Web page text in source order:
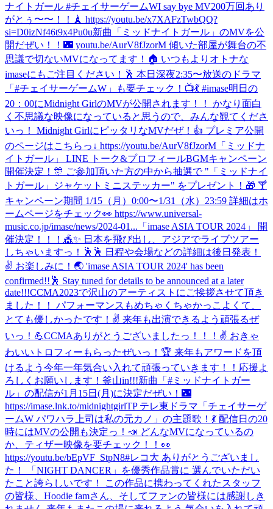
ナイトガール #チェイサーゲームWI say bye MV200万回あり
がとぅ〜〜！！🗼 https://youtu.be/x7XAFzTwbQQ?
si=D0izNf46t9x4Pu0u新曲「ミッドナイトガール」のMVを公
開だぜい！！🌃 youtu.be/AurV8fJzorM 傾いた部屋が舞台の不
思議で切ないMVになってます！🏠 いつもよりオトナな
imaseにもご注目ください！🕺 本日深夜2:35〜放送のドラマ
「#チェイサーゲームW」も要チェック！📺💃 #imase明日の
20：00にMidnight GirlのMVが公開されます！！ かなり面白
く不思議な映像になっていると思うので、みんな観てくださ
いっ！ Midnight GirlにピッタリなMVだぜ！👍 プレミア公開
のページはこちらっ↓ https://youtu.be/AurV8fJzorM 「ミッドナ
イトガール」 LINE トーク&プロフィールBGMキャンペーン
開催決定！🎊 ご参加頂いた方の中から抽選で "「ミッドナイ
トガール」ジャケットミニステッカー" をプレゼント！🎁 🍸
キャンペーン期間 1/15（月）0:00〜1/31（水）23:59 詳細はホ
ームページをチェック👀 https://www.universal-
music.co.jp/imase/news/2024-01... 「imase ASIA TOUR 2024」 開
催決定！！！🎪✨ 日本を飛び出し、アジアでライブツアー
しちゃいますっ！🕺🕺 日程や会場などの詳細は後日発表！
✌️ お楽しみに！🌏 'imase ASIA TOUR 2024' has been
confirmed!!🕺 Stay tuned for details to be announced at a later
date!!!CCMA2023で沢山のアーティストにご挨拶させて頂き
ました！！ パフォーマンスもめちゃくちゃかっこよくて、
とても優しかったです！✌️ 来年も出演できるよう頑張るぜ
いっ！💪CCMAありがとうございましたっ！！！✌️ おきゃ
わいいトロフィーもらったぜいっ！🏆 来年もアワードを頂
けるよう今年一年気合い入れて頑張っていきます！！応援よ
ろしくお願いします！ 釜山in!!!新曲「#ミッドナイトガー
ル」の配信が1月15日(月)に決定だぜい！🌃
https://imase.lnk.to/midnightgirlTP テレ東ドラマ「チェイサーゲ
ームW パワハラ上司は私の元カノ」の主題歌！💃 配信日の20
時にはMVの公開も決定っ！📣 どんなMVになっているの
か、ティザー映像を要チェック！！👀
https://youtu.be/bEpVF_StpN8#レコ大 ありがとうございまし
た！ 「NIGHT DANCER」を優秀作品賞に 選んでいただい
たこと誇らしいです！ この作品に携わってくれたスタッフ
の皆様、Hoodie famさん、そしてファンの皆様には感謝しき